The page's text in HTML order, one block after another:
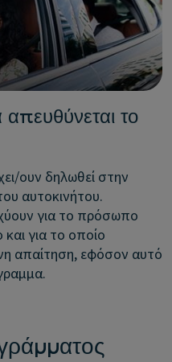
το
ουν δηλωθεί στην
αυτοκινήτου.
για το πρόσωπο
για το οποίο
απαίτηση, εφόσον αυτό